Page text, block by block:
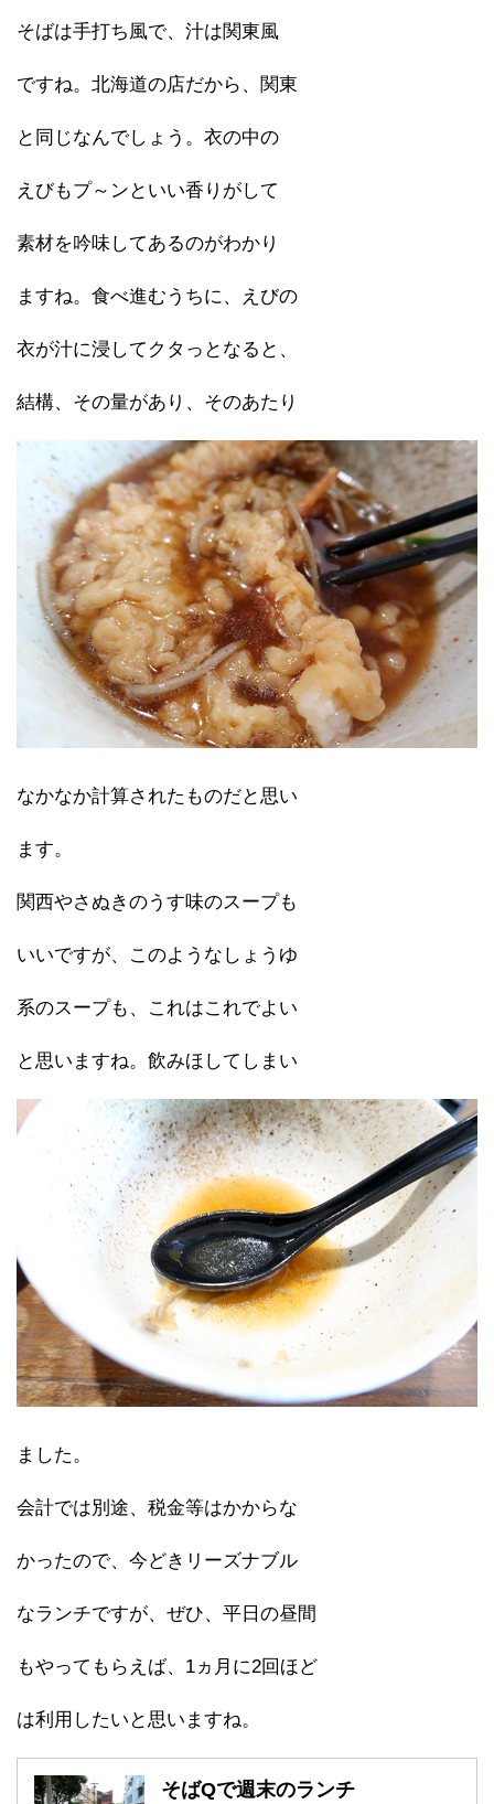
そばは手打ち風で、汁は関東風
ですね。北海道の店だから、関東
と同じなんでしょう。衣の中の
えびもプ～ンといい香りがして
素材を吟味してあるのがわかり
ますね。食べ進むうちに、えびの
衣が汁に浸してクタっとなると、
結構、その量があり、そのあたり
なかなか計算されたものだと思い
ます。
関西やさぬきのうす味のスープも
いいですが、このようなしょうゆ
系のスープも、これはこれでよい
と思いますね。飲みほしてしまい
ました。
会計では別途、税金等はかからな
かったので、今どきリーズナブル
なランチですが、ぜひ、平日の昼間
もやってもらえば、1ヵ月に2回ほど
は利用したいと思いますね。
そばQで週末のランチ